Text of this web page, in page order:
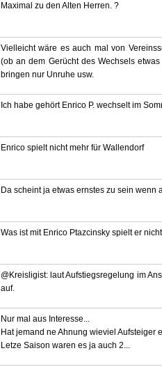
Maximal zu den Alten Herren. ?
Vielleicht wäre es auch mal von
(ob an dem Gerücht des Wechsels
bringen nur Unruhe usw.
Ich habe gehört Enrico P. wechselt im
Enrico spielt nicht mehr für Wallendorf
Da scheint ja etwas ernstes zu sein wenn
Was ist mit Enrico Ptazcinsky spielt er
@Kreisligist: laut Aufstiegsregelung im
auf.
Nur mal aus Interesse...
Hat jemand ne Ahnung wieviel Aufsteiger
Letze Saison waren es ja auch 2...